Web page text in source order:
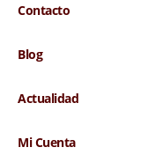
Contacto
Blog
Actualidad
Mi Cuenta